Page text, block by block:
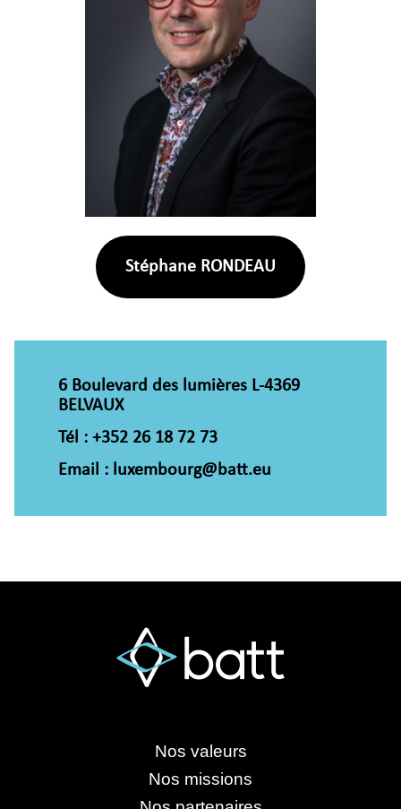
Stéphane RONDEAU
6 Boulevard des lumières L-4369
BELVAUX
Tél : +352 26 18 72 73
Email : luxembourg@batt.eu
Nos valeurs
Nos missions